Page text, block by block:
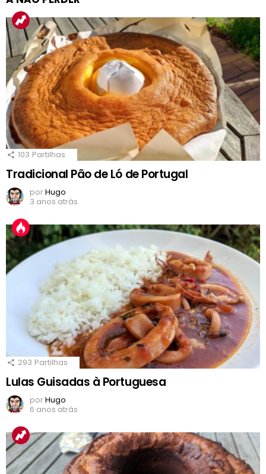
103 Partilhas
Tradicional Pão de Ló de Portugal
porHugo
3 anos atrás
293 Partilhas
Lulas Guisadas à Portuguesa
porHugo
6 anos atrás